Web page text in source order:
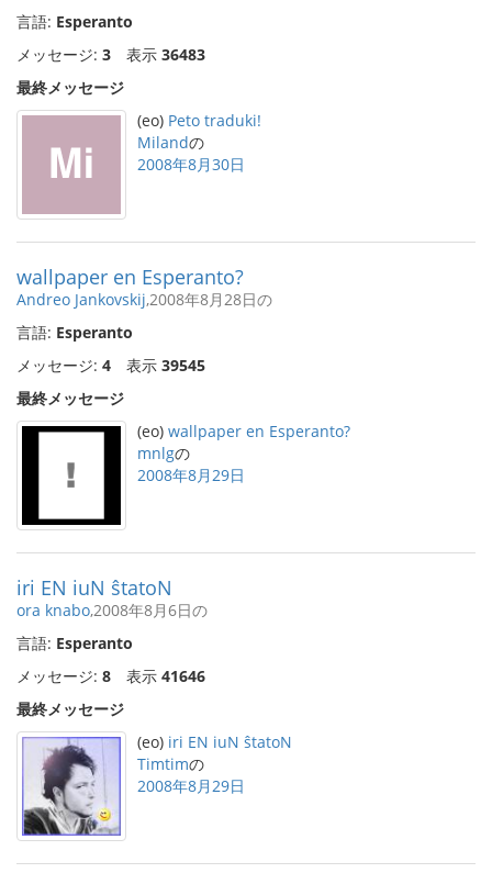
言語: Esperanto
メッセージ: 3 表示 36483
最終メッセージ
(eo) Peto traduki!
Milandの
2008年8月30日
wallpaper en Esperanto?
Andreo Jankovskij,2008年8月28日の
言語: Esperanto
メッセージ: 4 表示 39545
最終メッセージ
(eo) wallpaper en Esperanto?
mnlgの
2008年8月29日
iri EN iuN ŝtatoN
ora knabo,2008年8月6日の
言語: Esperanto
メッセージ: 8 表示 41646
最終メッセージ
(eo) iri EN iuN ŝtatoN
Timtimの
2008年8月29日